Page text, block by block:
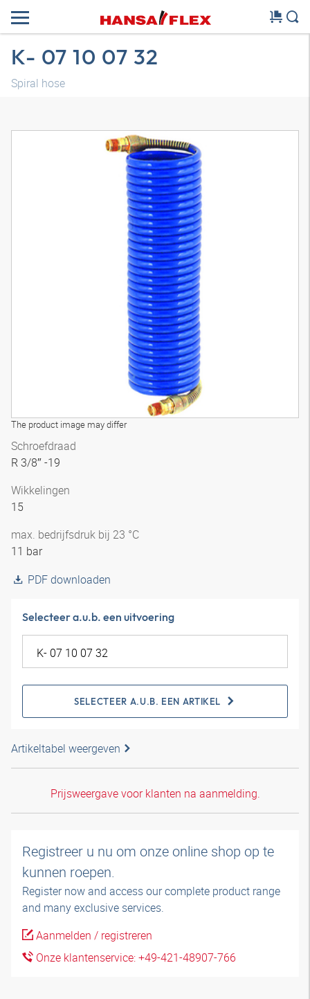
K- 07 10 07 32
Spiral hose
The product image may differ
Schroefdraad
R 3/8″ -19
Wikkelingen
15
max. bedrijfsdruk bij 23 °C
11 bar
PDF downloaden
Selecteer a.u.b. een uitvoering
SELECTEER A.U.B. EEN ARTIKEL
Artikeltabel weergeven
Prijsweergave voor klanten na aanmelding.
Registreer u nu om onze online shop op te
kunnen roepen.
Register now and access our complete product range
and many exclusive services.
Aanmelden / registreren
Onze klantenservice: +49-421-48907-766